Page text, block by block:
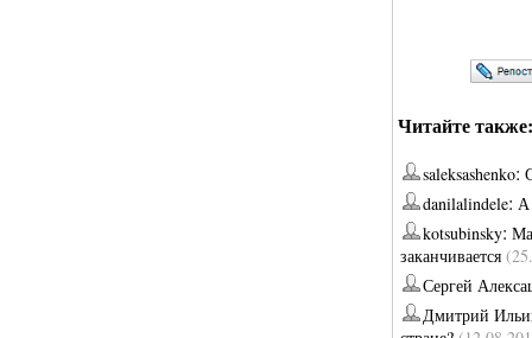
Читайте также:
saleksashenko:
danilalindele: А
kotsubinsky:
заканчивается
Сергей
Дмитрий